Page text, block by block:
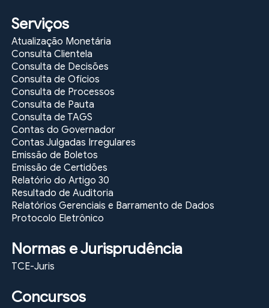
link
Lei
Orgânica
do
Tribunal
de
Contas
do
Estado
de
Goiás
link
link
Lei
Orgânica
Ministério
Público
link
Serviços
Atualização Monetária
Consulta Clientela
Consulta de Decisões
Consulta de Ofícios
Consulta de Processos
Consulta de Pauta
Consulta de TAGS
Contas do Governador
Contas Julgadas Irregulares
Emissão de Boletos
Emissão de Certidões
Relatório do Artigo 30
Resultado de Auditoria
Relatórios Gerenciais e Barramento de Dados
Protocolo Eletrônico
Normas e Jurisprudência
TCE-Juris
Concursos